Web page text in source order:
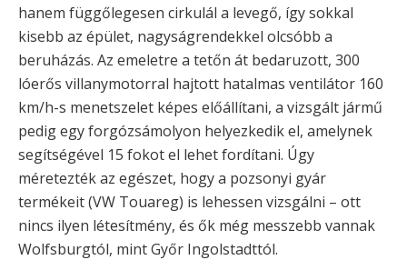
hanem függőlegesen cirkulál a levegő, így sokkal
kisebb az épület, nagyságrendekkel olcsóbb a
beruházás. Az emeletre a tetőn át bedaruzott, 300
lóerős villanymotorral hajtott hatalmas ventilátor 160
km/h-s menetszelet képes előállítani, a vizsgált jármű
pedig egy forgózsámolyon helyezkedik el, amelynek
segítségével 15 fokot el lehet fordítani. Úgy
méretezték az egészet, hogy a pozsonyi gyár
termékeit (VW Touareg) is lehessen vizsgálni – ott
nincs ilyen létesítmény, és ők még messzebb vannak
Wolfsburgtól, mint Győr Ingolstadttól.